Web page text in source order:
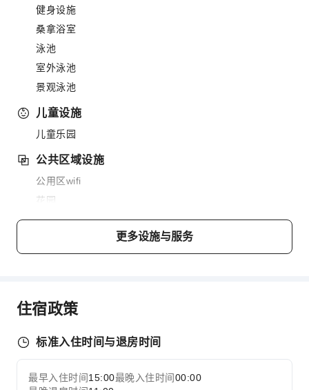
健身设施
桑拿浴室
泳池
室外泳池
景观泳池
儿童设施
儿童乐园
公共区域设施
公用区wifi
花园
共用厨房
礼宾服务
快速入住退房
展开全部
更多设施与服务
住宿政策
标准入住时间与退房时间
最早入住时间15:00最晚入住时间00:00